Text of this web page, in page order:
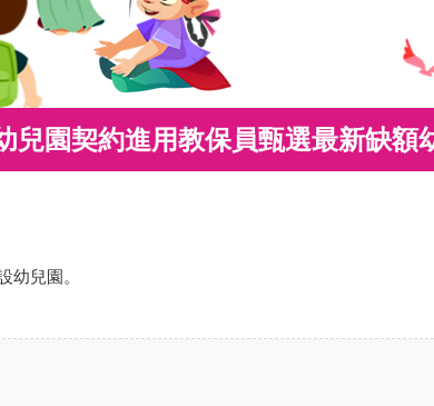
兒園契約進用教保員甄選最新缺額
幼兒園。